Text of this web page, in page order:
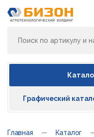
Графический
Главная Каталог